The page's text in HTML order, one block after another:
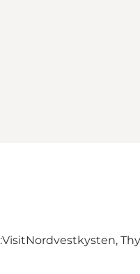
VisitNordvestkysten, Thy